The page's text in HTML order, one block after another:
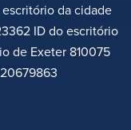
da cidade
ID do escritório
de Exeter 810075